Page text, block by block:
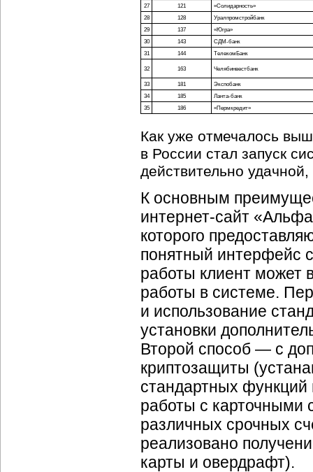
27
121
«Солидарность»
28
128
Уралпромстройбанк
29
137
«Югра»
30
143
СДМ-банк
31
144 ТелекомБанк
32 163 Челябинвестбанк
33 181
Экспобанк
34
185
Ланта-банк
35
186 «Пермкредит»
Как уже отмечалось
в России стал запуск
действительно
К основным
интернет-сайт
которого
понятный интерфейс
работы клиент может
работы в системе.
и использование
установки
Второй способ — с
криптозащиты
стандартных
работы с карточными
различных срочных
реализовано
карты и овердрафт).